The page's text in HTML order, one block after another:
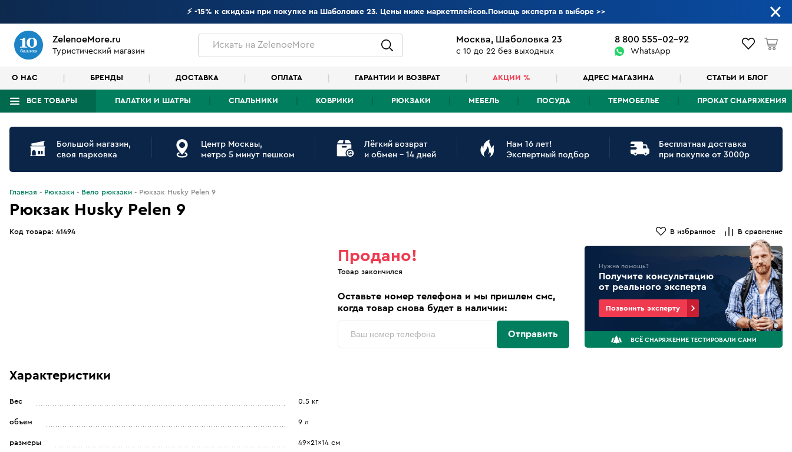
⚡ -15% к скидкам при покупке на Шаболовке 23. Цены ниже маркетплейсов.Помощь эксперта в выборе>>
ZelenoeMore.ru
Туристический магазин
Искатьна ZelenoeMore
Москва, Шаболовка 23
с 10 до 22 без выходных
8 800 555-02-92
WhatsApp
О НАС БРЕНДЫ ДОСТАВКА ОПЛАТА ГАРАНТИИ И ВОЗВРАТ АКЦИИ % АДРЕС МАГАЗИНА СТАТЬИ И БЛОГ
ВСЕ ТОВАРЫ ПАЛАТКИ И ШАТРЫ СПАЛЬНИКИ КОВРИКИ РЮКЗАКИ МЕБЕЛЬ ПОСУДА ТЕРМОБЕЛЬЕ ПРОКАТ СНАРЯЖЕНИЯ
Что будем искать?
Большой магазин,
своя парковка
Центр Москвы,
метро 5 минут пешком
Лёгкий возврат
и обмен - 14 дней
Нам 16 лет!
Экспертный подбор
Бесплатная доставка
при покупке от 3000р
Главная Рюкзаки Вело рюкзаки Рюкзак Husky Pelen 9
Рюкзак Husky Pelen 9
Код товара: 41494 В избранное В сравнение
Продано!
Товар закончился
Оставьте номер телефона и мы пришлем смс,
когда товар снова будет в наличии:
Отправить
Нужна помощь?
Получите консультацию
от реального эксперта
Позвонить эксперту
ВСЁ СНАРЯЖЕНИЕ ТЕСТИРОВАЛИ САМИ
Характеристики
Вес 0.5 кг
объем 9 л
размеры 49x21x14 см